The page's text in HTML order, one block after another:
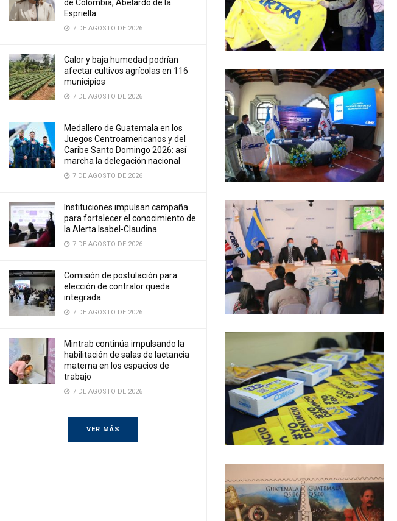
de Colombia, Abelardo de la
Espriella
7 DE AGOSTO DE 2026
Calor y baja humedad podrían
afectar cultivos agrícolas en 116
municipios
7 DE AGOSTO DE 2026
Medallero de Guatemala en los
Juegos Centroamericanos y del
Caribe Santo Domingo 2026: así
marcha la delegación nacional
7 DE AGOSTO DE 2026
Instituciones impulsan campaña
para fortalecer el conocimiento de
la Alerta Isabel-Claudina
7 DE AGOSTO DE 2026
Comisión de postulación para
elección de contralor queda
integrada
7 DE AGOSTO DE 2026
Mintrab continúa impulsando la
habilitación de salas de lactancia
materna en los espacios de
trabajo
7 DE AGOSTO DE 2026
VER MÁS